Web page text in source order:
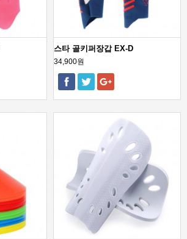
스타 골키퍼장갑 EX-D
34,900원